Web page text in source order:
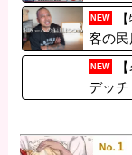
しろ
NEW
客の
NEW
デッ
る…【